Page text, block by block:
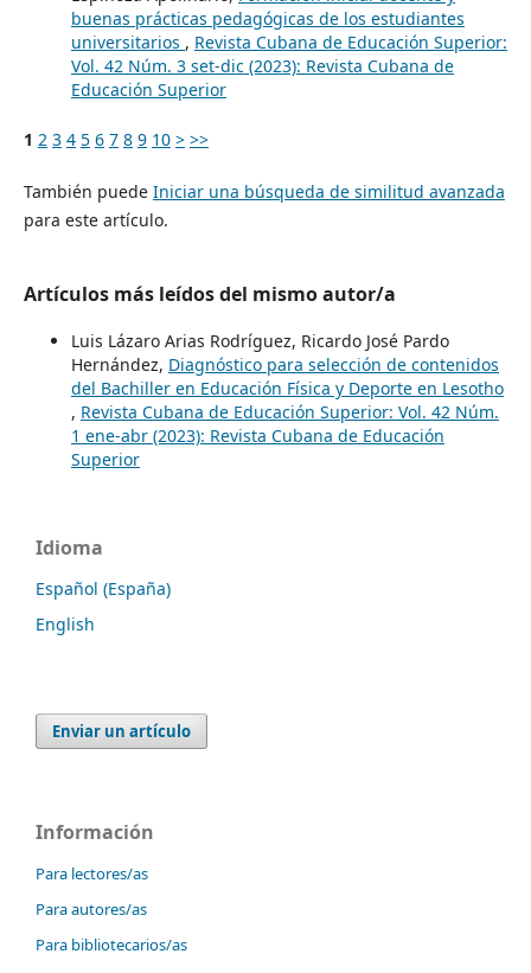
buenas prácticas pedagógicas de los estudiantes
universitarios , Revista Cubana de Educación Superior:
Vol. 42 Núm. 3 set-dic (2023): Revista Cubana de
Educación Superior
1 2 3 4 5 6 7 8 9 10 > >>
También puede Iniciar una búsqueda de similitud avanzada
para este artículo.
Artículos más leídos del mismo autor/a
Luis Lázaro Arias Rodríguez, Ricardo José Pardo
Hernández, Diagnóstico para selección de contenidos
del Bachiller en Educación Física y Deporte en Lesotho
, Revista Cubana de Educación Superior: Vol. 42 Núm.
1 ene-abr (2023): Revista Cubana de Educación
Superior
Idioma
Español (España)
English
Enviar un artículo
Información
Para lectores/as
Para autores/as
Para bibliotecarios/as